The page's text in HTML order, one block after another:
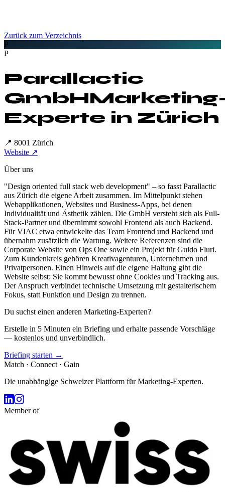
Zurück zum Verzeichnis
P
P
Parallactic
GmbH
Experte in Zürich
📍 8001 Zürich
Website ↗
Über uns
"Design oriented full stack web development" – so fasst Parallactic
aus Zürich die eigene Arbeit zusammen. Im Mittelpunkt stehen
Webapplikationen, Websites und Business-Apps, bei denen
Individualität und Ästhetik zählen. Die GmbH versteht sich als Full-
Stack-Partner und übernimmt sowohl Frontend als auch Backend.
Für VIAC etwa entwickelte das Team Frontend und Backend und
übernahm zusätzlich die Wartung. Weitere Referenzen sind die
Corporate Website von Ops One sowie ein Projekt für Guido Fluri.
Zum Kundenkreis gehören Kreativagenturen, Unternehmen und
Privatpersonen. Einen Hinweis auf die eigene Haltung gibt die
Website selbst: Sie kommt bewusst ohne Cookies und Tracking aus.
Der Anspruch verbindet technische Umsetzung mit gestalterischem
Fokus, statt Funktion und Design zu trennen.
Du suchst einen anderen Marketing-Experten?
Erstelle in 5 Minuten ein Briefing und erhalte passende Vorschläge
— kostenlos und unverbindlich.
Briefing starten →
Match · Connect · Gain
Die unabhängige Schweizer Plattform für Marketing-Experten.
Member of